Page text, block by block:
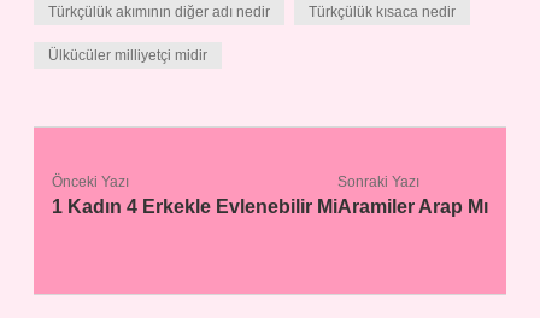
Türkçülük akımının diğer adı nedir Türkçülük kısaca nedir
Ülkücüler milliyetçi midir
Önceki Yazı
1 Kadın 4 Erkekle Evlenebilir Mi
Sonraki Yazı
Aramiler Arap Mı